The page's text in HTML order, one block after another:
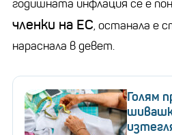
годишната инфлация се е
членки на ЕС, останала е
нараснала в девет.
Голям